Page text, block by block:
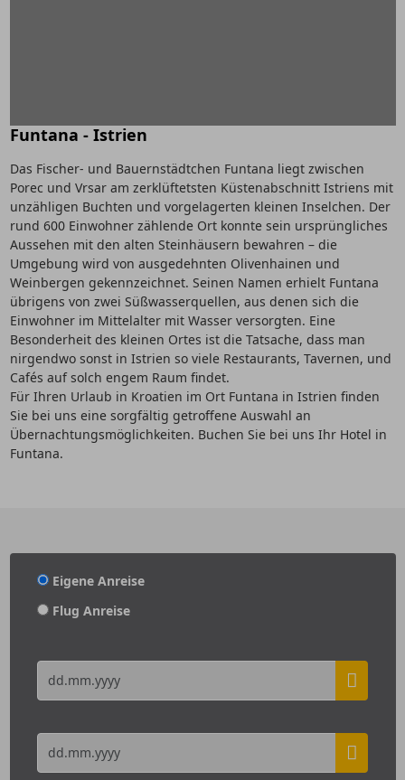
Funtana - Istrien
Das Fischer- und Bauernstädtchen Funtana liegt zwischen
Porec und Vrsar am zerklüftetsten Küstenabschnitt Istriens mit
unzähligen Buchten und vorgelagerten kleinen Inselchen. Der
rund 600 Einwohner zählende Ort konnte sein ursprüngliches
Aussehen mit den alten Steinhäusern bewahren – die
Umgebung wird von ausgedehnten Olivenhainen und
Weinbergen gekennzeichnet. Seinen Namen erhielt Funtana
übrigens von zwei Süßwasserquellen, aus denen sich die
Einwohner im Mittelalter mit Wasser versorgten. Eine
Besonderheit des kleinen Ortes ist die Tatsache, dass man
nirgendwo sonst in Istrien so viele Restaurants, Tavernen, und
Cafés auf solch engem Raum findet.
Für Ihren Urlaub in Kroatien im Ort Funtana in Istrien finden
Sie bei uns eine sorgfältig getroffene Auswahl an
Übernachtungsmöglichkeiten. Buchen Sie bei uns Ihr Hotel in
Funtana.
Eigene Anreise
Flug Anreise